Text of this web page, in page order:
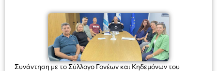
Συνάντηση με το Σύλλογο Γονέων και Κηδεμόνων του